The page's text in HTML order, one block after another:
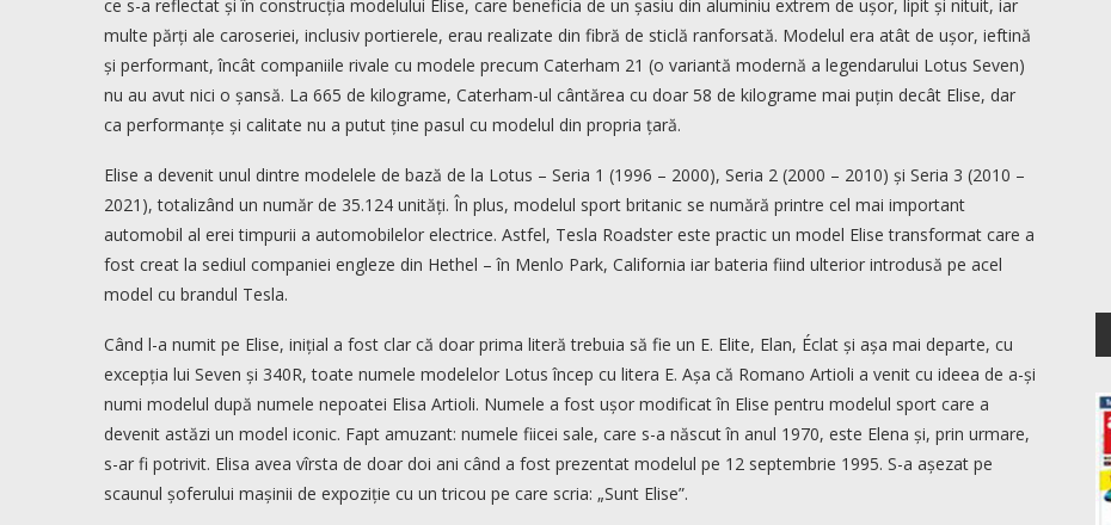
ce s-a reflectat și în construcția modelului Elise, care beneficia de un șasiu din aluminiu extrem de ușor, lipit și nituit, iar
multe părți ale caroseriei, inclusiv portierele, erau realizate din fibră de sticlă ranforsată. Modelul era atât de ușor, ieftină
și performant, încât companiile rivale cu modele precum Caterham 21 (o variantă modernă a legendarului Lotus Seven)
nu au avut nici o șansă. La 665 de kilograme, Caterham-ul cântărea cu doar 58 de kilograme mai puțin decât Elise, dar
ca performanțe și calitate nu a putut ține pasul cu modelul din propria țară.
Elise a devenit unul dintre modelele de bază de la Lotus – Seria 1 (1996 – 2000), Seria 2 (2000 – 2010) și Seria 3 (2010 –
2021), totalizând un număr de 35.124 unități. În plus, modelul sport britanic se numără printre cel mai important
automobil al erei timpurii a automobilelor electrice. Astfel, Tesla Roadster este practic un model Elise transformat care a
fost creat la sediul companiei engleze din Hethel – în Menlo Park, California iar bateria fiind ulterior introdusă pe acel
model cu brandul Tesla.
Când l-a numit pe Elise, inițial a fost clar că doar prima literă trebuia să fie un E. Elite, Elan, Éclat și așa mai departe, cu
excepția lui Seven și 340R, toate numele modelelor Lotus încep cu litera E. Așa că Romano Artioli a venit cu ideea de a-și
numi modelul după numele nepoatei Elisa Artioli. Numele a fost ușor modificat în Elise pentru modelul sport care a
devenit astăzi un model iconic. Fapt amuzant: numele fiicei sale, care s-a născut în anul 1970, este Elena și, prin urmare,
s-ar fi potrivit. Elisa avea vîrsta de doar doi ani când a fost prezentat modelul pe 12 septembrie 1995. S-a așezat pe
scaunul șoferului mașinii de expoziție cu un tricou pe care scria: „Sunt Elise”.